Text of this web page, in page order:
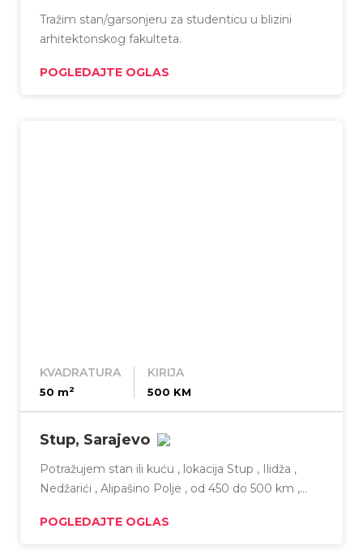
Tražim stan/garsonjeru za studenticu u blizini
arhitektonskog fakulteta.
POGLEDAJTE OGLAS
KVADRATURA
50 m2
KIRIJA
500 KM
Stup, Sarajevo
Potražujem stan ili kuću , lokacija Stup , Ilidža ,
Nedžarići , Alipašino Polje , od 450 do 500 km ,
bebe blizanci 10 mj i djevojčica od 2 godine .
POGLEDAJTE OGLAS